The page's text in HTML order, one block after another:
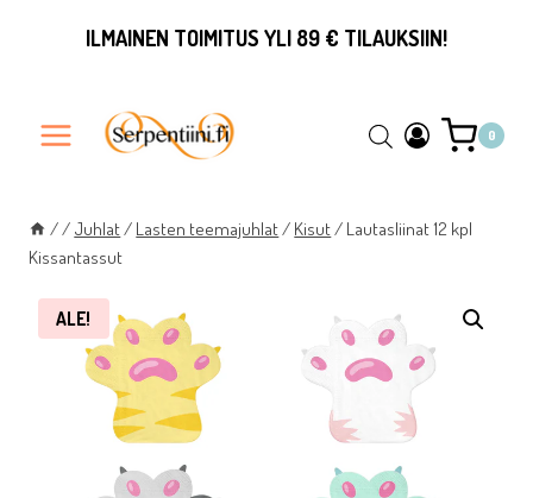
ILMAINEN TOIMITUS YLI 89 € TILAUKSIIN!
0
// Juhlat/ Lasten teemajuhlat/ Kisut/ Lautasliinat 12 kpl
Kissantassut
ALE!